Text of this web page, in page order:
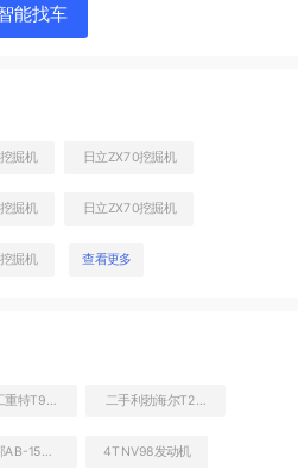
右前45
能找车
掘机 日立ZX70挖掘机
掘机 日立ZX70挖掘机
掘机 查看更多
4TNV98发动机